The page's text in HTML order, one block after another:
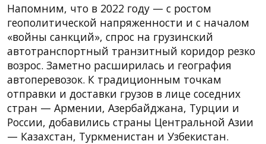
Напомним, что в 2022 году — с ростом
геополитической напряженности и с началом
«войны санкций», спрос на грузинский
автотранспортный транзитный коридор резко
возрос. Заметно расширилась и география
автоперевозок. К традиционным точкам
отправки и доставки грузов в лице соседних
стран — Армении, Азербайджана, Турции и
России, добавились страны Центральной Азии
— Казахстан, Туркменистан и Узбекистан.